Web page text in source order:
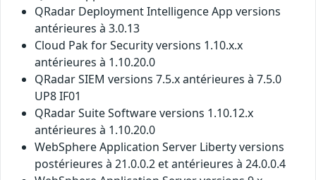
QRadar Deployment Intelligence App versions
antérieures à 3.0.13
Cloud Pak for Security versions 1.10.x.x
antérieures à 1.10.20.0
QRadar SIEM versions 7.5.x antérieures à 7.5.0
UP8 IF01
QRadar Suite Software versions 1.10.12.x
antérieures à 1.10.20.0
WebSphere Application Server Liberty versions
postérieures à 21.0.0.2 et antérieures à 24.0.0.4